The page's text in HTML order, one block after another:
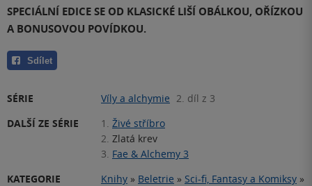
SPECIÁLNÍ EDICE SE OD KLASICKÉ LIŠÍ OBÁLKOU, OŘÍZKOU
A BONUSOVOU POVÍDKOU.
Sdílet
SÉRIE Víly a alchymie 2. díl z 3
DALŠÍ ZE SÉRIE
1. Živé stříbro
2. Zlatá krev
3. Fae & Alchemy 3
KATEGORIE
Knihy » Beletrie » Sci-fi, Fantasy a Komiksy »